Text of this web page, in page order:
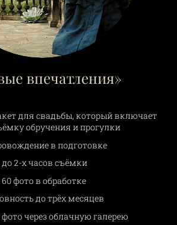
впечатления»
для свадьбы, который включает
обручения и прогулки
в подготовке
до 2-х часов съёмки
60 фото в обработке
до трёх месяцев
фото через облачную галерею